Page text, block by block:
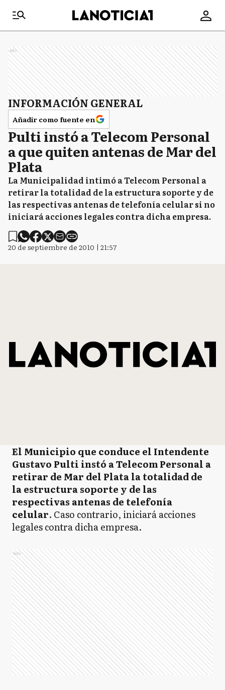
Ads
INFORMACIÓN GENERAL
Añadir como fuente en
Pulti instó a Telecom Personal
a que quiten antenas de Mar del
Plata
La Municipalidad intimó a Telecom Personal a
retirar la totalidad de la estructura soporte y de
las respectivas antenas de telefonía celular si no
iniciará acciones legales contra dicha empresa.
20 de septiembre de 2010 | 21:57
El Municipio que conduce el Intendente
Gustavo Pulti instó a Telecom Personal a
retirar de Mar del Plata la totalidad de
la estructura soporte y de las
respectivas antenas de telefonía
celular. Caso contrario, iniciará acciones
legales contra dicha empresa.
Ads